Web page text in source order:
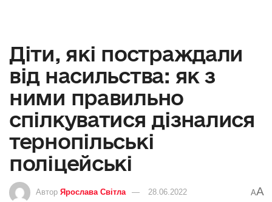
Діти, які постраждали
від насильства: як з
ними правильно
спілкуватися дізналися
тернопільські
поліцейські
Автор Ярослава Світла 28.06.2022 AA